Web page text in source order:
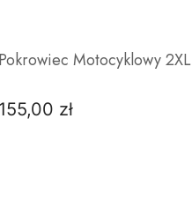
Pokrowiec Motocyklowy 2XL
Cena
155,00 zł